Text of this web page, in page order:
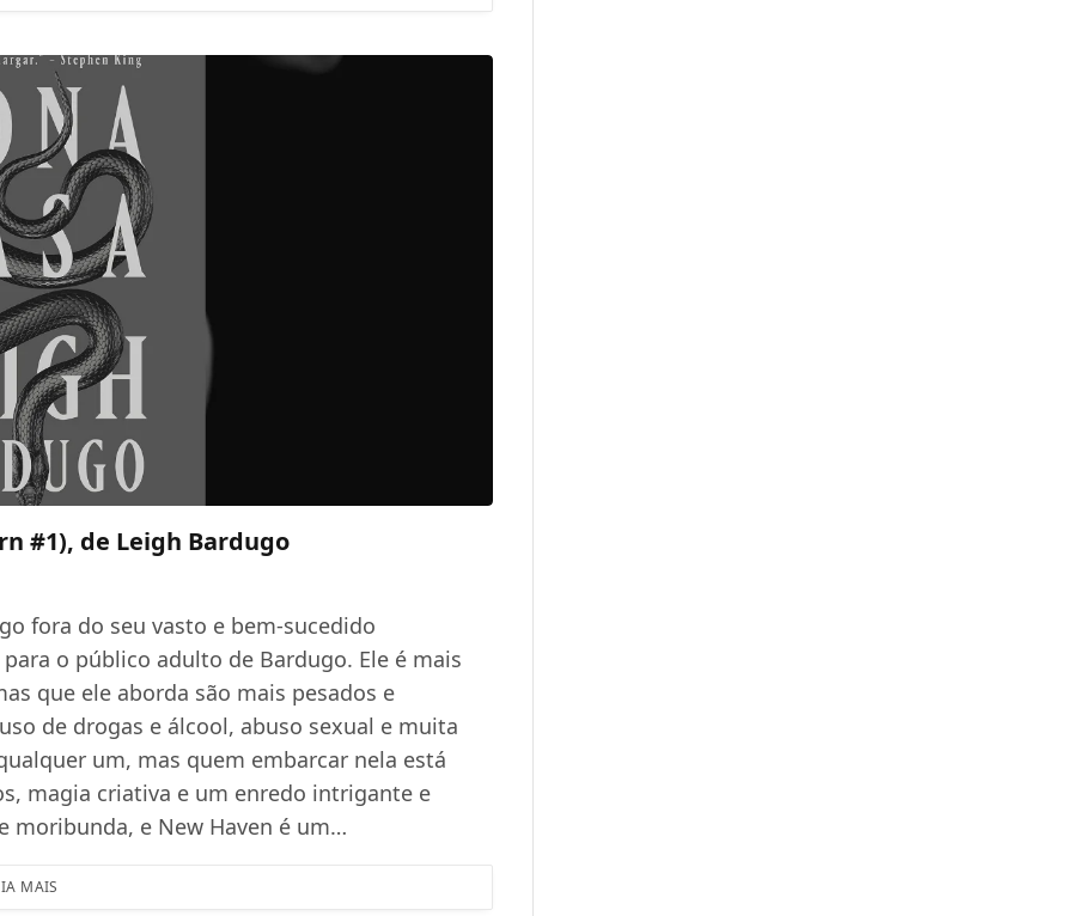
#1), de Leigh Bardugo
fora do seu vasto e bem-sucedido
o público adulto de Bardugo. Ele é mais
que ele aborda são mais pesados e
de drogas e álcool, abuso sexual e muita
um, mas quem embarcar nela está
magia criativa e um enredo intrigante e
moribunda, e New Haven é um…
MAIS